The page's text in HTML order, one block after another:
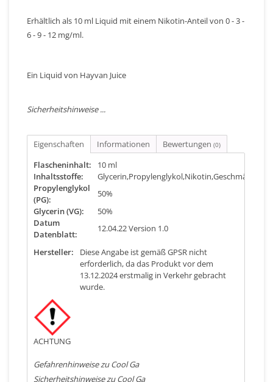
Erhältlich als 10 ml Liquid mit einem Nikotin-Anteil von 0 - 3 -
6 - 9 - 12 mg/ml.
Ein Liquid von Hayvan Juice
Sicherheitshinweise ...
Eigenschaften Informationen Bewertungen (0)
Flascheninhalt:
10 ml
Inhaltsstoffe:
Propylenglykol
(PG):
50%
Glycerin (VG):
50%
Datum
Datenblatt:
12.04.22 Version 1.0
Hersteller:
Diese Angabe ist gemäß GPSR nicht
erforderlich, da das Produkt vor dem
13.12.2024 erstmalig in Verkehr gebracht
wurde.
ACHTUNG
Gefahrenhinweise zu Cool Ga
Sicherheitshinweise zu Cool Ga